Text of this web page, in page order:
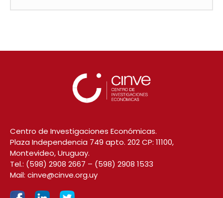
Centro de Investigaciones Económicas.
Plaza Independencia 749 apto. 202 CP: 11100,
Montevideo, Uruguay.
Tel.: (598) 2908 2667 – (598) 2908 1533
Mail: cinve@cinve.org.uy